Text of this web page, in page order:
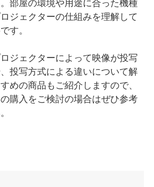
部屋の環境や用途に合った機種
ジェクターの仕組みを理解して
す。
ジェクターによって映像が投写
投写方式による違いについて解
めの商品もご紹介しますので、
購入をご検討の場合はぜひ参考